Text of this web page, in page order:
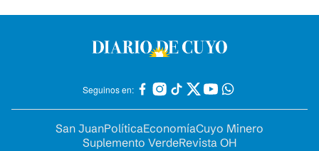
Seguinos en:
San JuanPolíticaEconomíaCuyo Minero
Suplemento VerdeRevista OH